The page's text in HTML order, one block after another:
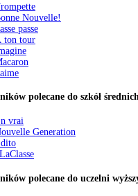
Nouvelle!
passe
ton tour
polecane do szkół
vrai
Generation
polecane do uczelni